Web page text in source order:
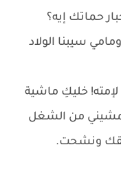
حماتك إيه؟
سيبنا الولاد
خليكِ ماشية
من الشغل
ونشحت.